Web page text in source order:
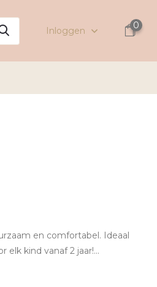
Inloggen
0
en comfortabel. Ideaal
elk kind vanaf 2 jaar!...